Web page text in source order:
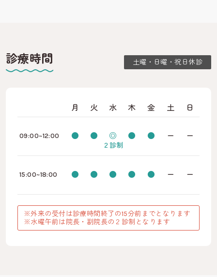
診療時間 土曜・日曜・祝日休診
月 火 水 木 金 土 日
09:00~12:00 ● ● ◎
２診制
● ● ー ー
15:00~18:00 ● ● ● ● ● ー ー
※外来の受付は診療時間終了の15分前までとなります
※水曜午前は院長・副院長の２診制となります